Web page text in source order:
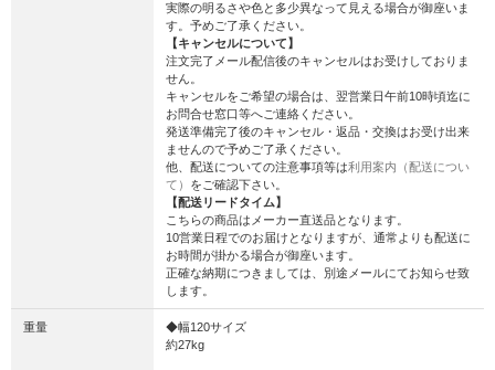
実際の明るさや色と多少異なって見える場合が御座いま
す。予めご了承ください。
【キャンセルについて】
注文完了メール配信後のキャンセルはお受けしておりま
せん。
キャンセルをご希望の場合は、翌営業日午前10時頃迄に
お問合せ窓口等へご連絡ください。
発送準備完了後のキャンセル・返品・交換はお受け出来
ませんので予めご了承ください。
他、配送についての注意事項等は利用案内（配送につい
て） をご確認下さい。
【配送リードタイム】
こちらの商品はメーカー直送品となります。
10営業日程でのお届けとなりますが、通常よりも配送に
お時間が掛かる場合が御座います。
正確な納期につきましては、別途メールにてお知らせ致
します。
重量
◆幅120サイズ
約27kg